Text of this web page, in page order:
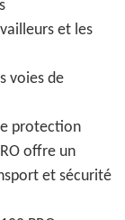
et les
voies de
protection
offre un
et sécurité